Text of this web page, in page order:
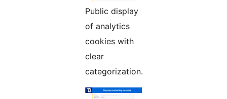
Public display
of analytics
cookies with
clear
categorization.